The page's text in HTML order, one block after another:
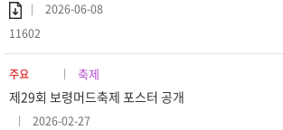
2026-06-08
11602
주요 축제
제29회 보령머드축제 포스터 공개
2026-02-27